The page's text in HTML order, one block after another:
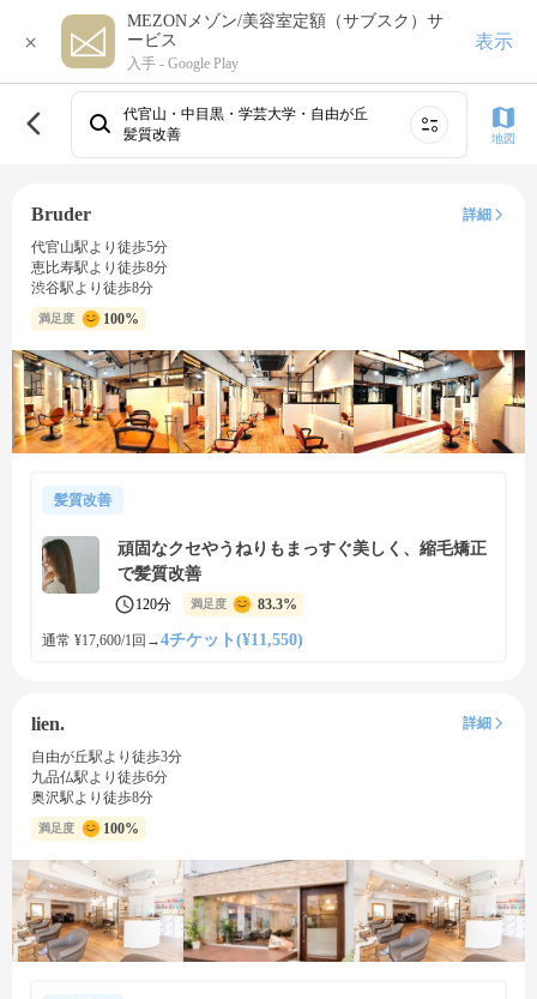
×
MEZONメゾン/美容室定額（サブスク）サ
ービス
入手 - Google Play
表示
代官山・中目黒・学芸大学・自由が丘
髪質改善
地図
Bruder
詳細
代官山駅より徒歩5分
恵比寿駅より徒歩8分
渋谷駅より徒歩8分
満足度 100%
髪質改善
頑固なクセやうねりもまっすぐ美しく、縮毛矯正
で髪質改善
120分 満足度 83.3%
通常 ¥17,600/1回 →4チケット(¥11,550)
lien.
詳細
自由が丘駅より徒歩3分
九品仏駅より徒歩6分
奥沢駅より徒歩8分
満足度 100%